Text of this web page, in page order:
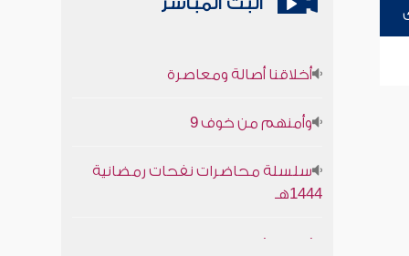
1444هـ